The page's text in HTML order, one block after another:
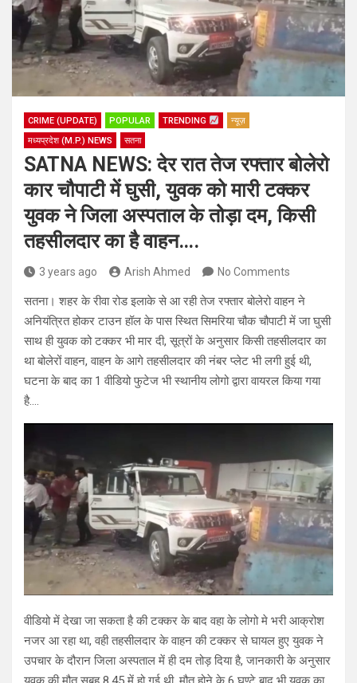
CRIME (UPDATE) POPULAR TRENDING
न्यूज़
मध्यप्रदेश (M.P.) NEWS
सतना
SATNA NEWS: देर रात तेज रफ्तार बोलेरो
कार चौपाटी में घुसी, युवक को मारी टक्कर
युवक ने जिला अस्पताल के तोड़ा दम, किसी
तहसीलदार का है वाहन….
3 years ago Arish Ahmed No Comments
सतना। शहर के रीवा रोड इलाके से आ रही तेज रफ्तार बोलेरो वाहन ने
अनियंत्रित होकर टाउन हॉल के पास स्थित सिमरिया चौक चौपाटी में जा घुसी
साथ ही युवक को टक्कर भी मार दी, सूत्रों के अनुसार किसी तहसीलदार का
था बोलेरों वाहन, वाहन के आगे तहसीलदार की नंबर प्लेट भी लगी हुई थी,
घटना के बाद का 1 वीडियो फुटेज भी स्थानीय लोगो द्वारा वायरल किया गया
है….
वीडियो में देखा जा सकता है की टक्कर के बाद वहा के लोगो मे भरी आक्रोश
नजर आ रहा था, वही तहसीलदार के वाहन की टक्कर से घायल हुए युवक ने
उपचार के दौरान जिला अस्पताल में ही दम तोड़ दिया है, जानकारी के अनुसार